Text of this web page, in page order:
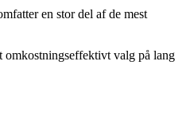
en stor del af de mest
valg på lang